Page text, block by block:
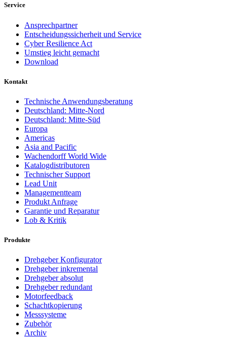
Service
Ansprechpartner
Entscheidungssicherheit und Service
Cyber Resilience Act
Umstieg leicht gemacht
Download
Kontakt
Technische Anwendungsberatung
Deutschland: Mitte-Nord
Deutschland: Mitte-Süd
Europa
Americas
Asia and Pacific
Wachendorff World Wide
Katalogdistributoren
Technischer Support
Lead Unit
Managementteam
Produkt Anfrage
Garantie und Reparatur
Lob & Kritik
Produkte
Drehgeber Konfigurator
Drehgeber inkremental
Drehgeber absolut
Drehgeber redundant
Motorfeedback
Schachtkopierung
Messsysteme
Zubehör
Archiv